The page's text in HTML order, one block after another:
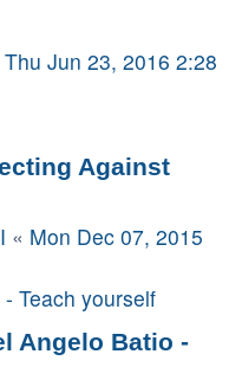
Thu Jun 23, 2016 2:28
Against
« Mon Dec 07, 2015
Teach yourself
Angelo Batio -